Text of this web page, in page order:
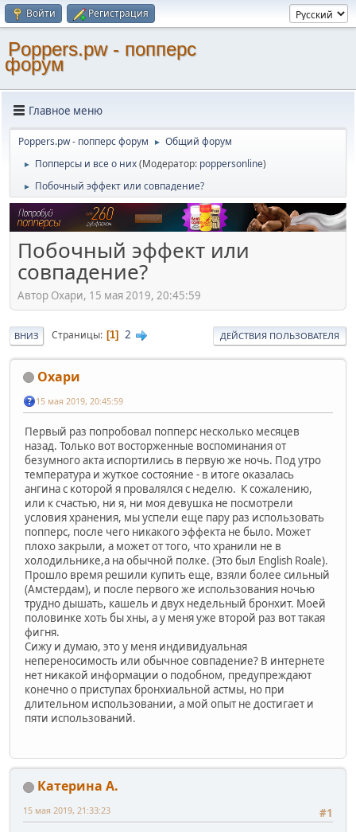
Войти Регистрация
Poppers.pw - попперс
форум
Главное меню
Poppers.pw - попперс форум ► Общий форум
► Попперсы и все о них(Модератор: poppersonline)
► Побочный эффект или совпадение?
Побочный эффект или
совпадение?
Автор Охари, 15 мая 2019, 20:45:59
ВНИЗ Страницы 1 2 ДЕЙСТВИЯ ПОЛЬЗОВАТЕЛЯ
Охари
15 мая 2019, 20:45:59
Первый раз попробовал попперс несколько месяцев
назад. Только вот восторженные воспоминания от
безумного акта испортились в первую же ночь. Под утро
температура и жуткое состояние - в итоге оказалась
ангина с которой я провалялся с неделю. К сожалению,
или к счастью, ни я, ни моя девушка не посмотрели
условия хранения, мы успели еще пару раз использовать
попперс, после чего никакого эффекта не было. Может
плохо закрыли, а может от того, что хранили не в
холодильнике,а на обычной полке. (Это был English Roale).
Прошло время решили купить еще, взяли более сильный
(Амстердам), и после первого же использования ночью
трудно дышать, кашель и двух недельный бронхит. Моей
половинке хоть бы хны, а у меня уже второй раз вот такая
фигня.
Сижу и думаю, это у меня индивидуальная
непереносимость или обычное совпадение? В интернете
нет никакой информации о подобном, предупреждают
конечно о приступах бронхиальной астмы, но при
длительном использовании, а мой опыт не достигает и
пяти использований.
Катерина А.
#1
15 мая 2019, 21:33:23